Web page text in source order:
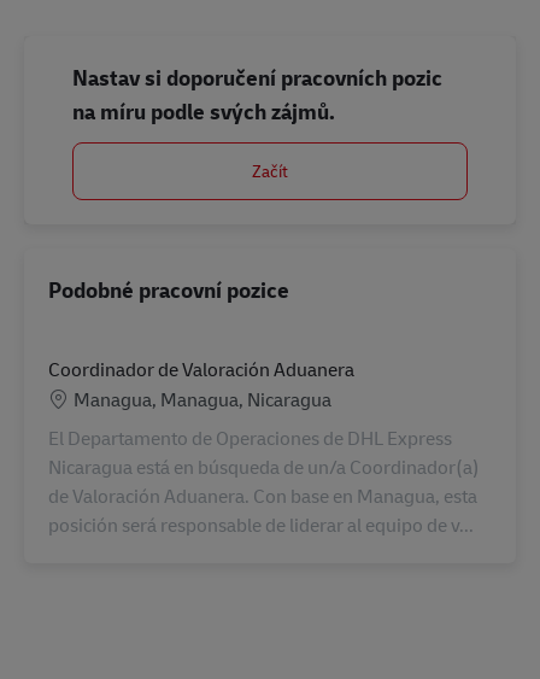
Nastav si doporučení pracovních pozic
na míru podle svých zájmů.
Začít
Podobné pracovní pozice
Coordinador de Valoración Aduanera
Location
Managua, Managua, Nicaragua
El Departamento de Operaciones de DHL Express
Nicaragua está en búsqueda de un/a Coordinador(a)
de Valoración Aduanera. Con base en Managua, esta
posición será responsable de liderar al equipo de v...